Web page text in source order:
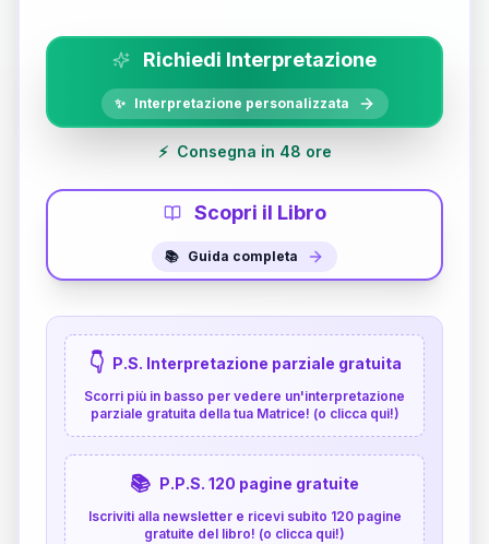
Richiedi Interpretazione
✨ Interpretazione personalizzata
⚡ Consegna in 48 ore
Scopri il Libro
📚 Guida completa
👇 P.S. Interpretazione parziale gratuita
Scorri più in basso per vedere un'interpretazione
parziale gratuita della tua Matrice! (o clicca qui!)
📚 P.P.S. 120 pagine gratuite
Iscriviti alla newsletter e ricevi subito 120 pagine
gratuite del libro! (o clicca qui!)